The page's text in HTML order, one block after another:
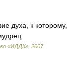
духа, к которому,
«ИДДК» 2007.